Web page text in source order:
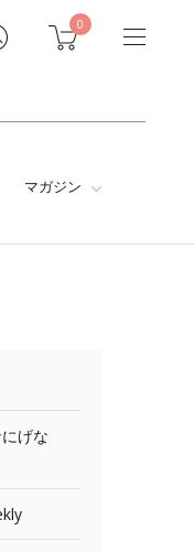
0
マガジン
げな